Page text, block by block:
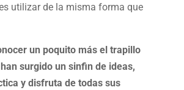
utilizar de la misma forma que
un poquito más el trapillo
surgido un sinfin de ideas,
y disfruta de todas sus